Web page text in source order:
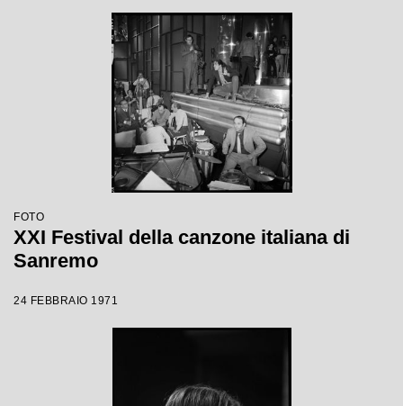
FOTO
XXI Festival della canzone italiana di
Sanremo
24 FEBBRAIO 1971